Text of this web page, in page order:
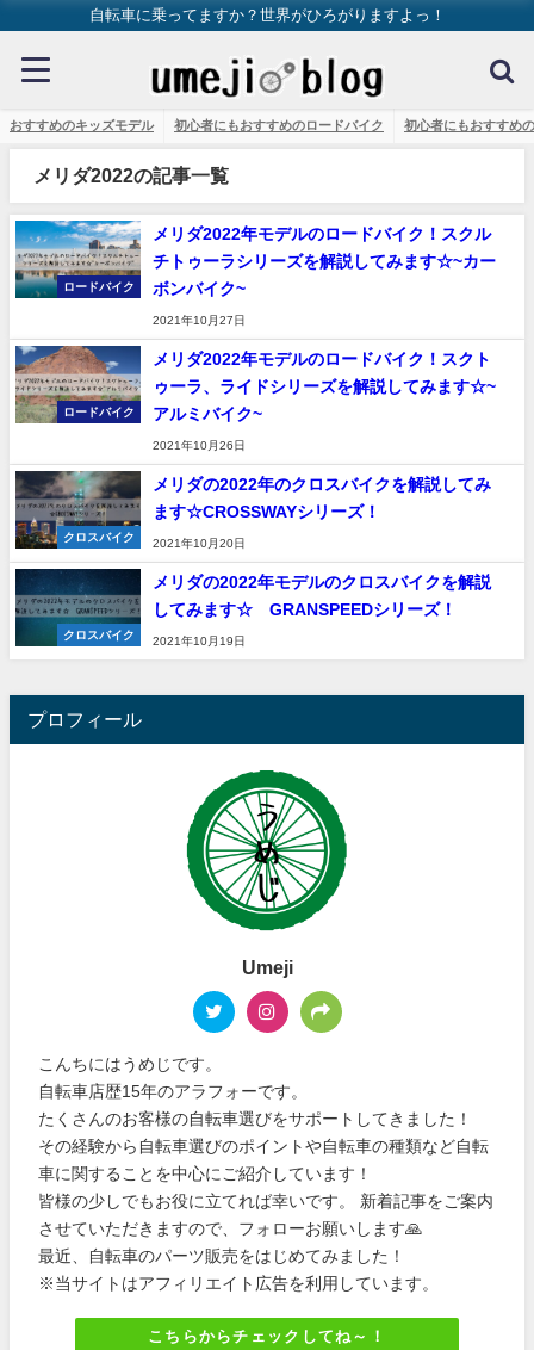
自転車に乗ってますか？世界がひろがりますよっ！
おすすめのキッズモデル 初心者にもおすすめのロードバイク 初心者にもおすすめ
メリダ2022の記事一覧
ロードバイク
メリダ2022年モデルのロードバイク！スクル
チトゥーラシリーズを解説してみます☆~カー
ボンバイク~
2021年10月27日
ロードバイク
メリダ2022年モデルのロードバイク！スクト
ゥーラ、ライドシリーズを解説してみます☆~
アルミバイク~
2021年10月26日
クロスバイク
メリダの2022年のクロスバイクを解説してみ
ます☆CROSSWAYシリーズ！
2021年10月20日
クロスバイク
メリダの2022年モデルのクロスバイクを解説
してみます☆ GRANSPEEDシリーズ！
2021年10月19日
プロフィール
Umeji
こんちにはうめじです。
自転車店歴15年のアラフォーです。
たくさんのお客様の自転車選びをサポートしてきました！
その経験から自転車選びのポイントや自転車の種類など自転
車に関することを中心にご紹介しています！
皆様の少しでもお役に立てれば幸いです。 新着記事をご案内
させていただきますので、フォローお願いします🙏
最近、自転車のパーツ販売をはじめてみました！
※当サイトはアフィリエイト広告を利用しています。
こちらからチェックしてね～！